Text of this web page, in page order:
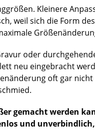
Kleinere
weil sich die Form
oder
neu eingebracht
oft gar
gemacht werden
und